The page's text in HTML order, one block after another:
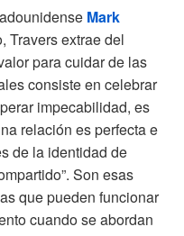
Mark
Travers extrae del
para cuidar de las
consiste en celebrar
impecabilidad, es
relación es perfecta e
de la identidad de
Son esas
que pueden funcionar
cuando se abordan